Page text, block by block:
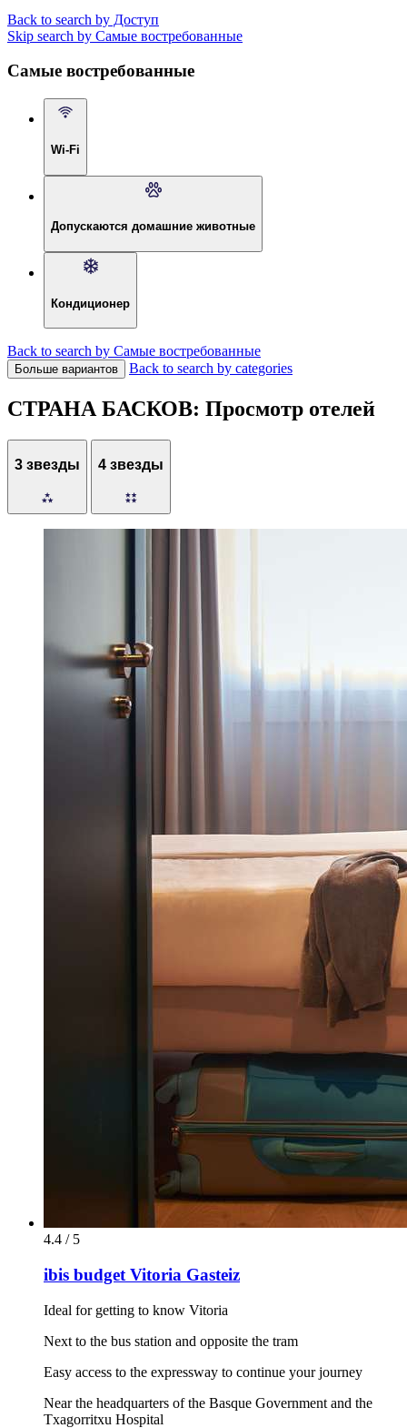
Back to search by Доступ
Skip search by Самые востребованные
Самые востребованные
Wi-Fi
Допускаются домашние животные
Кондиционер
Back to search by Самые востребованные
Больше вариантов Back to search by categories
СТРАНА БАСКОВ: Просмотр отелей
3 звезды 4 звезды
4.4 / 5
ibis budget Vitoria Gasteiz
Ideal for getting to know Vitoria
Next to the bus station and opposite the tram
Easy access to the expressway to continue your journey
Near the headquarters of the Basque Government and the
Txagorritxu Hospital